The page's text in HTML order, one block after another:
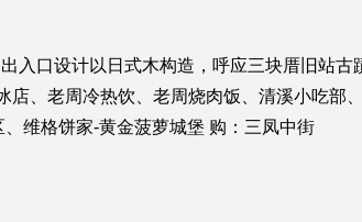
入口设计以日式木构造，呼应三块厝旧站古
、老周冷热饮、老周烧肉饭、清溪小吃部
维格饼家-黄金菠萝城堡 购：三凤中街